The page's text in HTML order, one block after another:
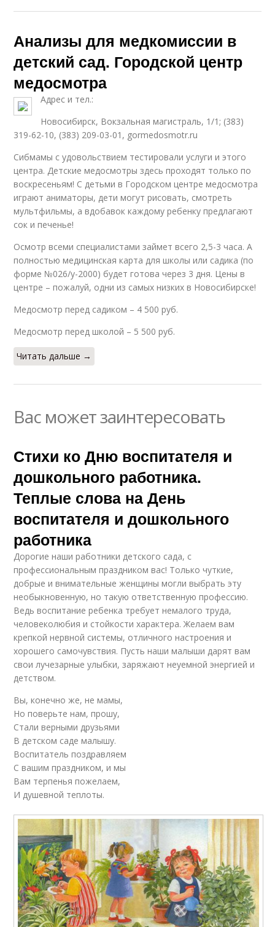
Анализы для медкомиссии в
детский сад. Городской центр
медосмотра
Адрес и тел.:
Новосибирск, Вокзальная магистраль, 1/1; (383)
319-62-10, (383) 209-03-01, gormedosmotr.ru
Сибмамы с удовольствием тестировали услуги и этого
центра. Детские медосмотры здесь проходят только по
воскресеньям! С детьми в Городском центре медосмотра
играют аниматоры, дети могут рисовать, смотреть
мультфильмы, а вдобавок каждому ребенку предлагают
сок и печенье!
Осмотр всеми специалистами займет всего 2,5-3 часа. А
полностью медицинская карта для школы или садика (по
форме №026/у-2000) будет готова через 3 дня. Цены в
центре – пожалуй, одни из самых низких в Новосибирске!
Медосмотр перед садиком – 4 500 руб.
Медосмотр перед школой – 5 500 руб.
Читать дальше →
Вас может заинтересовать
Стихи ко Дню воспитателя и
дошкольного работника.
Теплые слова на День
воспитателя и дошкольного
работника
Дорогие наши работники детского сада, с
профессиональным праздником вас! Только чуткие,
добрые и внимательные женщины могли выбрать эту
необыкновенную, но такую ответственную профессию.
Ведь воспитание ребенка требует немалого труда,
человеколюбия и стойкости характера. Желаем вам
крепкой нервной системы, отличного настроения и
хорошего самочувствия. Пусть наши малыши дарят вам
свои лучезарные улыбки, заряжают неуемной энергией и
детством.
Вы, конечно же, не мамы,
Но поверьте нам, прошу,
Стали верными друзьями
В детском саде малышу.
Воспитатель поздравляем
С вашим праздником, и мы
Вам терпенья пожелаем,
И душевной теплоты.